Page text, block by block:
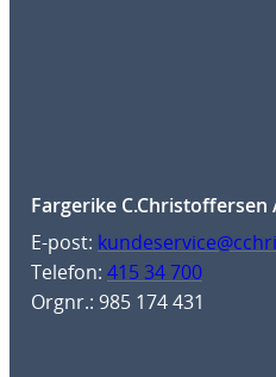
Fargerike C.Christoffersen
E-post:
Telefon: 415 34 700
Orgnr.: 985 174 431